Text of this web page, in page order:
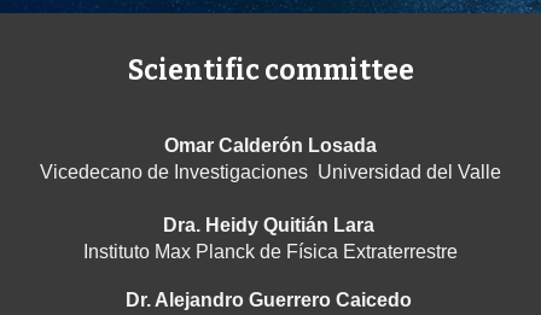
Scientific committee
Omar Calderón Losada
Vicedecano de Investigaciones Universidad del Valle
Dra. Heidy Quitián Lara
Instituto Max Planck de Física Extraterrestre
Dr. Alejandro Guerrero Caicedo